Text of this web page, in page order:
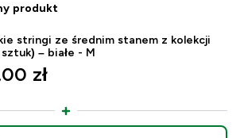
produkt
stringi ze średnim stanem z kolekcji
sztuk) – białe - M
zł‎